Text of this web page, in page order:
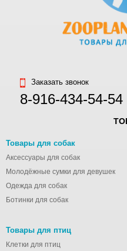
Заказать звонок
8-916-434-54-54
Товары для собак
Аксессуары для собак
Молодёжные сумки для девушек
Одежда для собак
Ботинки для собак
Товары для птиц
Клетки для птиц